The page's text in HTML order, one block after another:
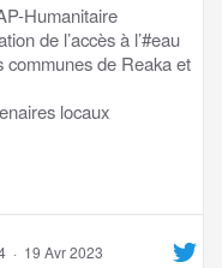
Humanitaire
de l’accès à l’#eau
communes de Reaka et
locaux
· 19 Avr 2023